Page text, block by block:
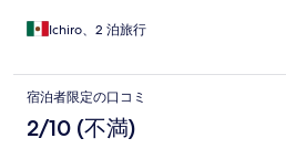
Ichiro、2 泊旅行
宿泊者限定の口コミ
2/10 (不満)